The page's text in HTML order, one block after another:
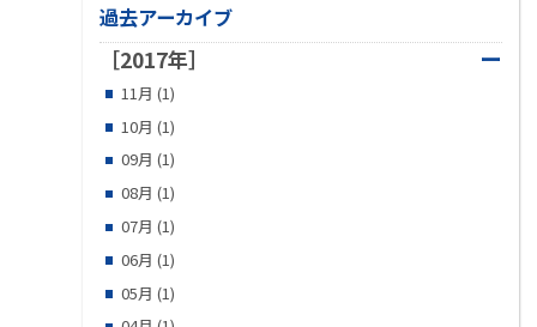
過去アーカイブ
［2017年］ ー
11月 (1)
10月 (1)
09月 (1)
08月 (1)
07月 (1)
06月 (1)
05月 (1)